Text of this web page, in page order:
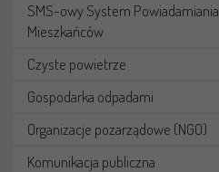
SMS-owy System Powiadamiania
Mieszkańców
Czyste powietrze
Gospodarka odpadami
Organizacje pozarządowe (NGO)
Komunikacja publiczna